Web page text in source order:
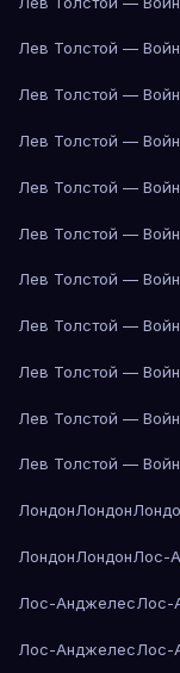
Лев Толстой —
Лев Толстой —
Лев Толстой —
Лев Толстой —
Лев Толстой —
Лев Толстой —
Лев Толстой —
Лев Толстой —
Лев Толстой —
Лев Толстой —
ЛондонЛондон
ЛондонЛондонЛос-
Лос-АнджелесЛос-
Лос-АнджелесЛос-